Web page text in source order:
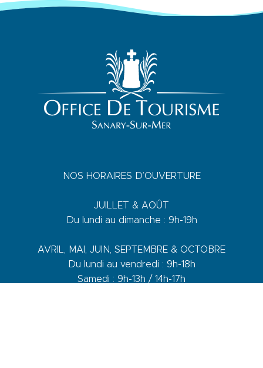
NOS HORAIRES D’OUVERTURE
JUILLET & AOÛT
Du lundi au dimanche : 9h-19h
AVRIL, MAI, JUIN, SEPTEMBRE & OCTOBRE
Du lundi au vendredi : 9h-18h
Samedi : 9h-13h / 14h-17h